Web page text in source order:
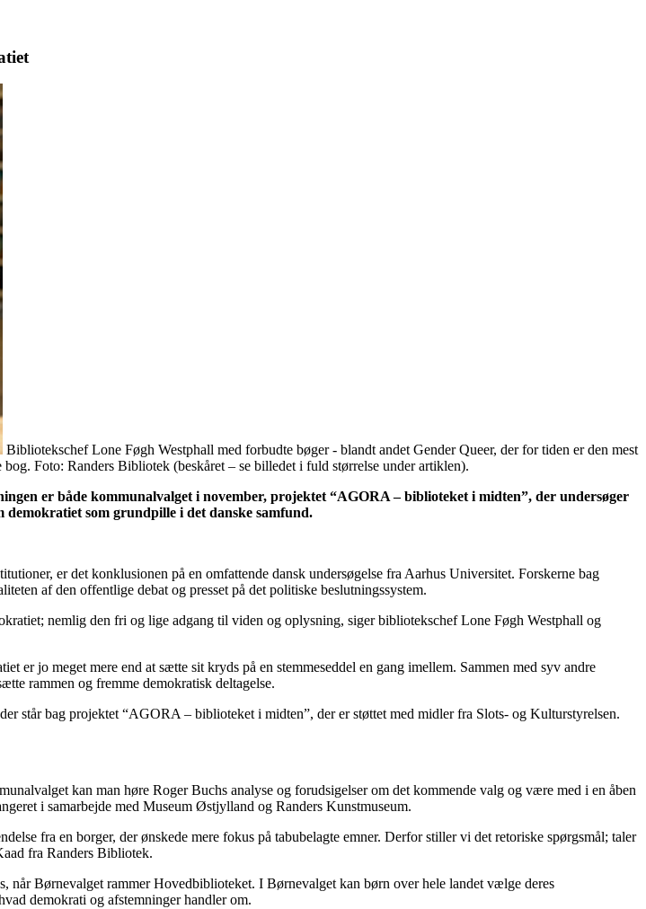
Bibliotekschef Lone Føgh Westphall med forbudte bøger - blandt andet Gender Queer, der for tiden er den mest
Foto: Randers Bibliotek (beskåret – se billedet i fuld størrelse under artiklen).
er både kommunalvalget i november, projektet “AGORA – biblioteket i midten”, der undersøger
demokratiet som grundpille i det danske samfund.
er det konklusionen på en omfattende dansk undersøgelse fra Aarhus Universitet. Forskerne bag
af den offentlige debat og presset på det politiske beslutningssystem.
nemlig den fri og lige adgang til viden og oplysning, siger bibliotekschef Lone Føgh Westphall og
er jo meget mere end at sætte sit kryds på en stemmeseddel en gang imellem. Sammen med syv andre
rammen og fremme demokratisk deltagelse.
står bag projektet “AGORA – biblioteket i midten”, der er støttet med midler fra Slots- og Kulturstyrelsen.
kan man høre Roger Buchs analyse og forudsigelser om det kommende valg og være med i en åben
i samarbejde med Museum Østjylland og Randers Kunstmuseum.
fra en borger, der ønskede mere fokus på tabubelagte emner. Derfor stiller vi det retoriske spørgsmål; taler
fra Randers Bibliotek.
når Børnevalget rammer Hovedbiblioteket. I Børnevalget kan børn over hele landet vælge deres
demokrati og afstemninger handler om.